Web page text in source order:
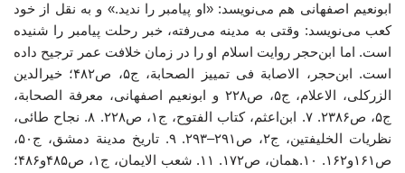
ابونعیم اصفهانی هم می‌نویسد: «او پیامبر را ندید.» و به نقل از خود
کعب می‌نویسد: وقتی به مدینه می‌رفته، خبر رحلت پیامبر را شنیده
است. اما ابن‌حجر روایت اسلام او را در زمان خلافت عمر ترجیح داده
است. ابن‌حجر، الاصابة فی تمییز الصحابة، ج۵، ص۴۸۲؛ خیرالدین
الزرکلی، الاعلام، ج۵، ص۲۲۸ و ابونعیم اصفهانی، معرفة الصحابة،
ج۵، ص۲۳۸۶. ۷. ابن‌اعثم، کتاب الفتوح، ج۱، ص۲۲۸. ۸. نجاح طائی،
نظریات الخلیفتین، ج۲، ص۲۹۱–۲۹۳. ۹. تاریخ مدینة دمشق، ج۵۰،
ص۱۶۱و۱۶۲. ۱۰.همان، ص۱۷۲. ۱۱. شعب الایمان، ج۱، ص۴۸۵و۴۸۶؛